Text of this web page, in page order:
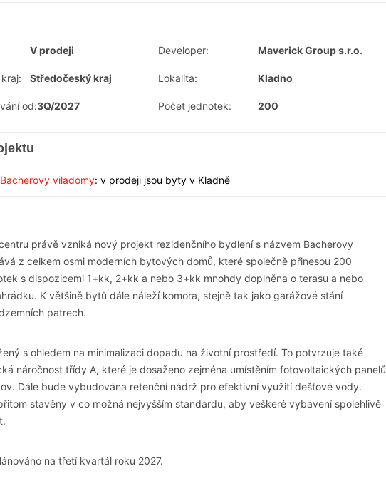
V prodeji Developer: Maverick Group s.r.o.
Středočeský kraj Lokalita: Kladno
od:3Q/2027 Počet jednotek: 200
Bacherovy viladomy: v prodeji jsou byty v Kladně
právě vzniká nový projekt rezidenčního bydlení s názvem Bacherovy
z celkem osmi moderních bytových domů, které společně přinesou 200
s dispozicemi 1+kk, 2+kk a nebo 3+kk mnohdy doplněna o terasu a nebo
K většině bytů dále náleží komora, stejně tak jako garážové stání
patrech.
s ohledem na minimalizaci dopadu na životní prostředí. To potvrzuje také
náročnost třídy A, které je dosaženo zejména umístěním fotovoltaických panelů
Dále bude vybudována retenční nádrž pro efektivní využití dešťové vody.
stavěny v co možná nejvyšším standardu, aby veškeré vybavení spolehlivě
na třetí kvartál roku 2027.